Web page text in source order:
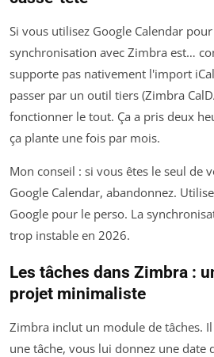
Si vous utilisez Google Calendar
synchronisation avec Zimbra est…
supporte pas nativement l'import
passer par un outil tiers (Zimbra
fonctionner le tout. Ça a pris deux
ça plante une fois par mois.
Mon conseil : si vous êtes le seul de
Google Calendar, abandonnez.
Google pour le perso. La
trop instable en 2026.
Les tâches dans Zimbra :
projet minimaliste
Zimbra inclut un module de tâches.
une tâche, vous lui donnez une date